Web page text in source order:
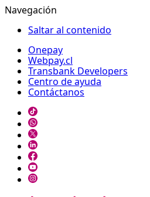
Navegación
Saltar al contenido
Onepay
Webpay.cl
Transbank Developers
Centro de ayuda
Contáctanos